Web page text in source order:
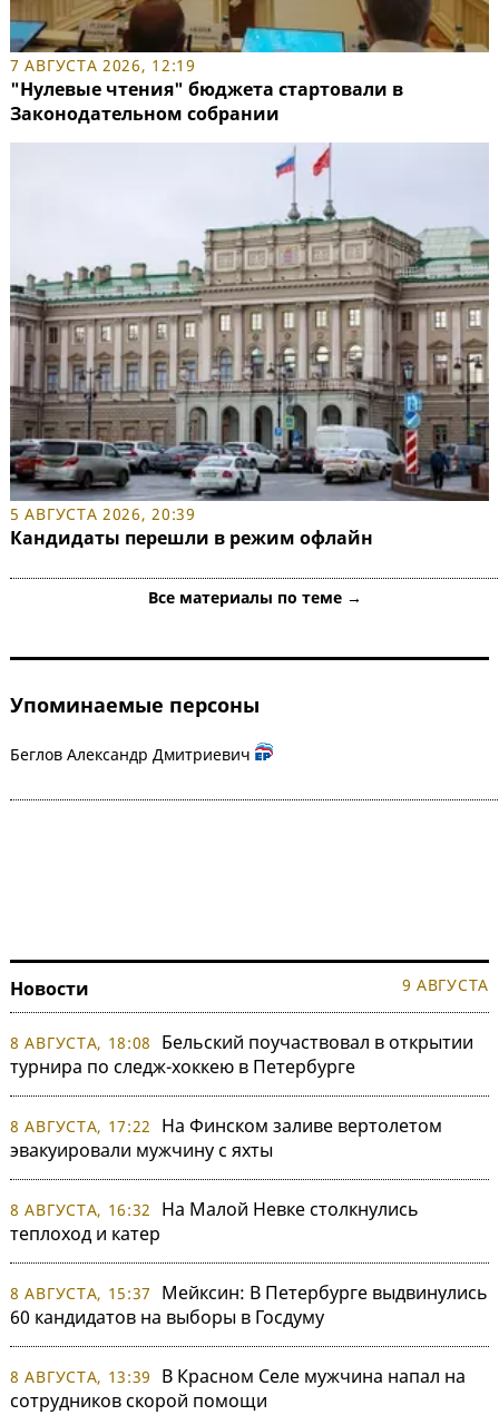
7 АВГУСТА 2026, 12:19
"Нулевые чтения" бюджета стартовали в
Законодательном собрании
5 АВГУСТА 2026, 20:39
Кандидаты перешли в режим офлайн
Все материалы по теме →
Упоминаемые персоны
Беглов Александр Дмитриевич
Новости 9 АВГУСТА
8 АВГУСТА, 18:08
Бельский поучаствовал в открытии
турнира по следж-хоккею в Петербурге
8 АВГУСТА, 17:22
На Финском заливе вертолетом
эвакуировали мужчину с яхты
8 АВГУСТА, 16:32
На Малой Невке столкнулись
теплоход и катер
8 АВГУСТА, 15:37
Мейксин: В Петербурге выдвинулись
60 кандидатов на выборы в Госдуму
8 АВГУСТА, 13:39
В Красном Селе мужчина напал на
сотрудников скорой помощи